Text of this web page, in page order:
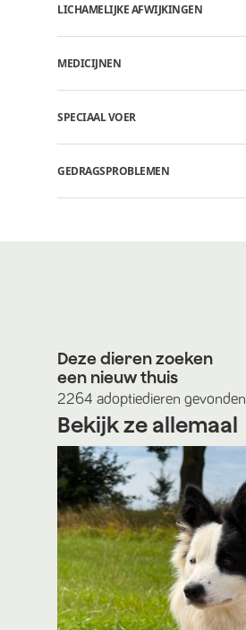
LICHAMELIJKE AFWIJKINGEN
MEDICIJNEN
SPECIAAL VOER
GEDRAGSPROBLEMEN
Deze dieren zoeken
een nieuw thuis
2264 adoptiedieren gevonden
Bekijk ze allemaal